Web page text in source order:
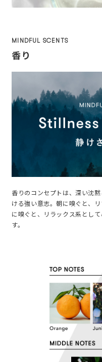
MINDFUL SCENTS
香り
香りのコンセプトは、深い沈
ける強い意志。朝に嗅ぐと、
に嗅ぐと、リラックス系とし
す。